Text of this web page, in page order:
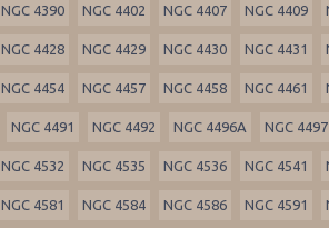
NGC 4390 NGC 4402 NGC 4407 NGC 4409
NGC 4428 NGC 4429 NGC 4430 NGC 4431
NGC 4454 NGC 4457 NGC 4458 NGC 4461
NGC 4491 NGC 4492 NGC 4496A NGC 4497
NGC 4532 NGC 4535 NGC 4536 NGC 4541
NGC 4581 NGC 4584 NGC 4586 NGC 4591